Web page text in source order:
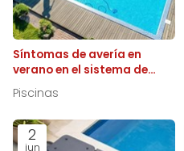
Síntomas de avería en
verano en el sistema de
nuestra piscina y cómo
evitar el
sobrecalentamiento
Piscinas
2
jun